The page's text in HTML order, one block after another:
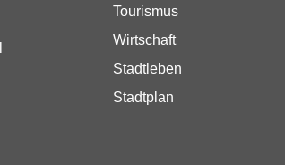
Tourismus
Wirtschaft
Stadtleben
Stadtplan